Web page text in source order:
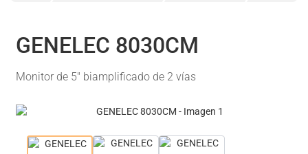
GENELEC 8030CM
Monitor de 5" biamplificado de 2 vías